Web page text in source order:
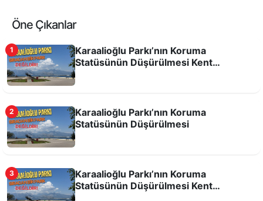
Toplu taşıma araçlarının durakta bekleyen
yolcuyu almadan geçme hakkı yok
Öne Çıkanlar
1
Karaalioğlu Parkı’nın Koruma
Statüsünün Düşürülmesi Kent
2
Karaalioğlu Parkı’nın Koruma
Statüsünün Düşürülmesi
3
Karaalioğlu Parkı’nın Koruma
Statüsünün Düşürülmesi Kent